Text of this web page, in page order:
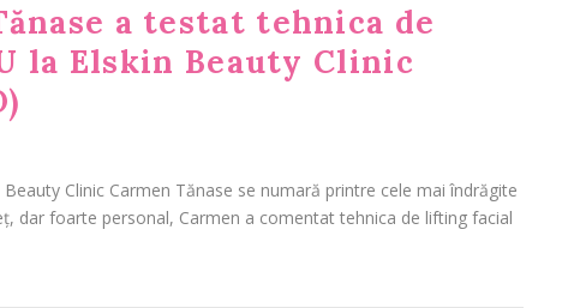
a testat tehnica de
la Elskin Beauty Clinic
Clinic Carmen Tănase se numară printre cele mai îndrăgite
dar foarte personal, Carmen a comentat tehnica de lifting facial